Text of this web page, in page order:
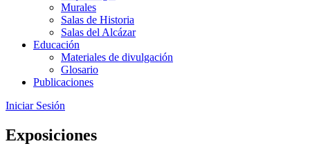
Murales
Salas de Historia
Salas del Alcázar
Educación
Materiales de divulgación
Glosario
Publicaciones
Iniciar Sesión
Exposiciones